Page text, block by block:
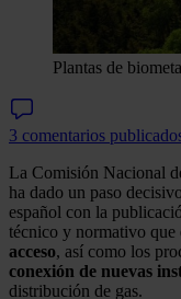
Plantas de
3 comentarios
La Comisión Nacional
ha dado un paso
español con la
técnico y normativo que
acceso, así como los
conexión de nuevas
distribución de gas.